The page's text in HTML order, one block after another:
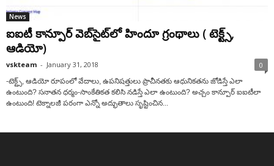
News
ఐఐటీ కాన్పూర్‌ వెబ్‌సైట్‌లో హిందూ గ్రంథాలు ( టెక్ట్స్‌,
ఆడియో)
vskteam - January 31, 2018 0
-టెక్ట్స్‌, ఆడియో రూపంలో వేదాలు, ఉపనిషత్తులు ప్రాచీనతకు ఆధునికతను జోడిస్తే ఎలా
ఉంటుంది? సనాతన ధర్మం-సాంకేతికత కలిసి నడిస్తే ఎలా ఉంటుంది? అచ్చం కాన్పూర్‌ ఐఐటీలా
ఉంటుంది! టెక్నాలజీ పరంగా ఎన్నో అద్భుతాలు సృష్టించిన...